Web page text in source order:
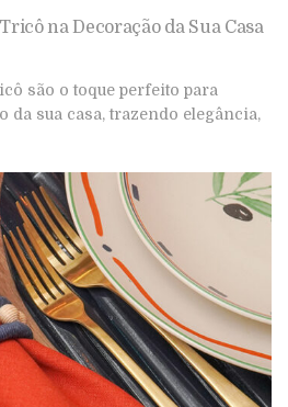
na Decoração da Sua Casa
são o toque perfeito para
sua casa, trazendo elegância,